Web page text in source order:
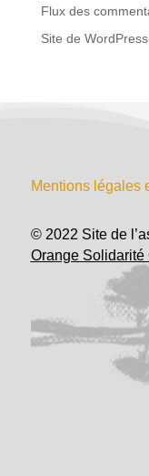
Flux des
Site de
Mentions légales
© 2022 Site de
Orange Solidarité